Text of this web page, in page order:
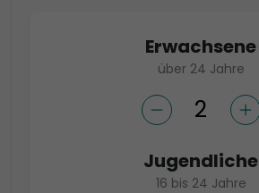
Erwachsene
über 24 Jahre
Jugendliche
16 bis 24 Jahre